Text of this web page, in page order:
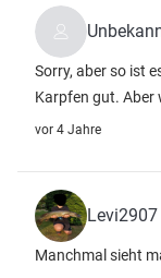
Sorry, aber so ist
Karpfen gut. Aber
vor 4 Jahre
Levi2907
Manchmal sieht